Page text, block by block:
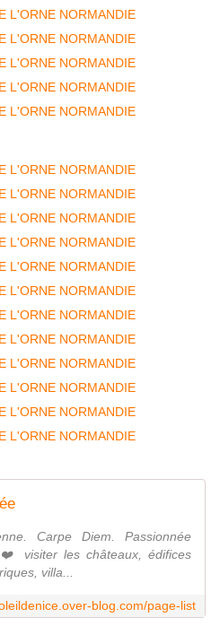
Carpe Diem. Passionnée
visiter les châteaux, édifices
villa...
blog.com/page-list